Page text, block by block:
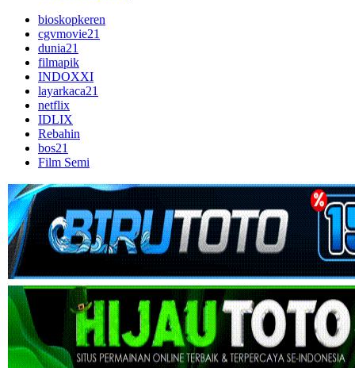
bioskopkeren
cgvmovie21
dunia21
filmapik
INDOXXI
layarkaca21
netflix
IDLIX
Rebahin
bos21
Film Semi